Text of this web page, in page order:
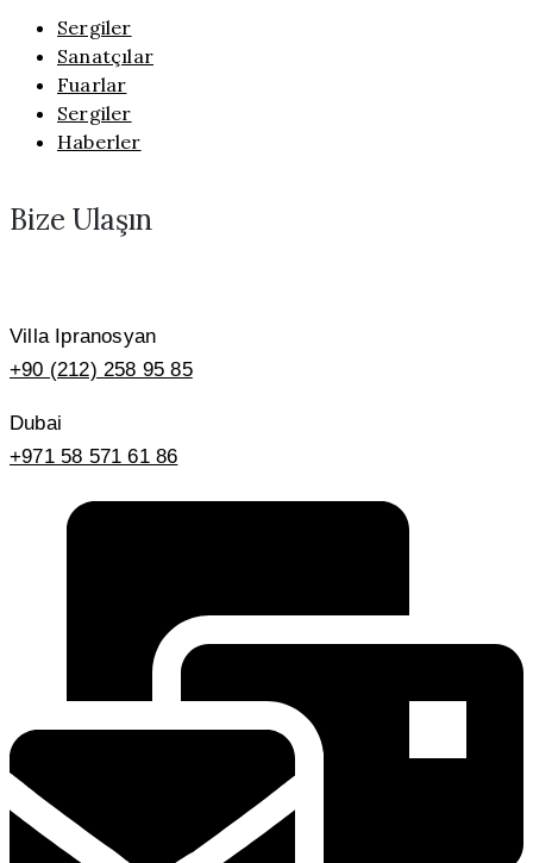
Sergiler
Sanatçılar
Fuarlar
Sergiler
Haberler
Bize Ulaşın
Villa Ipranosyan
+90 (212) 258 95 85
Dubai
+971 58 571 61 86